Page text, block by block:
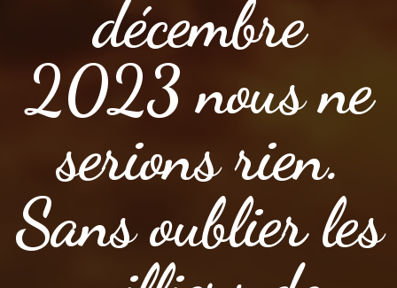
décembre
2023 nous ne
serions rien.
Sans oublier les